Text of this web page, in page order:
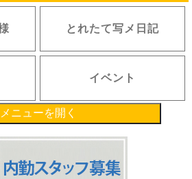
とれたて写メ日記
イベント
メニューを開く